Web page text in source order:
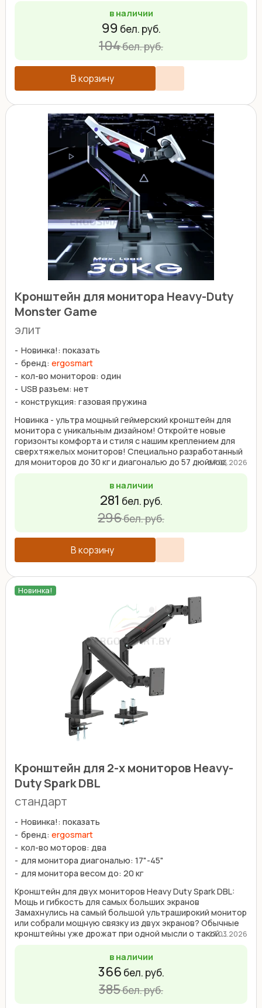
в наличии
99 бел. руб.
104бел. руб.
В корзину
Кронштейн для монитора Heavy-Duty
Monster Game
элит
Новинка!: показать
бренд: ergosmart
кол-во мониторов: один
USB разъем: нет
конструкция: газовая пружина
Новинка - ультра мощный геймерский кронштейн для
монитора с уникальным дизайном! Откройте новые
горизонты комфорта и стиля с нашим креплением для
сверхтяжелых мониторов! Специально разработанный
для мониторов до 30 кг и диагональю до 57 дюймов,27.03.2026
в наличии
281 бел. руб.
296бел. руб.
В корзину
Новинка!
Кронштейн для 2-х мониторов Heavy-
Duty Spark DBL
стандарт
Новинка!: показать
бренд: ergosmart
кол-во моторов: два
для монитора диагональю: 17"-45"
для монитора весом до: 20 кг
Кронштейн для двух мониторов Heavy Duty Spark DBL:
Мощь и гибкость для самых больших экранов
Замахнулись на самый большой ультраширокий монитор
или собрали мощную связку из двух экранов? Обычные
кронштейны уже дрожат при одной мысли о такой ...27.03.2026
в наличии
366 бел. руб.
385бел. руб.